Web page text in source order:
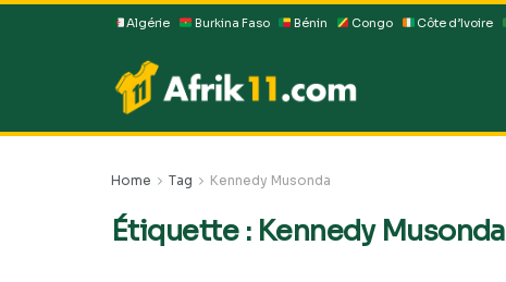
Algérie Burkina Faso Bénin Congo Côte d’Ivoire
Home Tag Kennedy Musonda
Étiquette : Kennedy Musonda